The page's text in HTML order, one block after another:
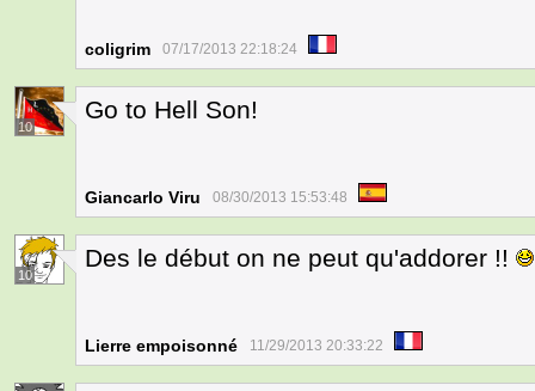
coligrim 07/17/2013 22:18:24
10
Go to Hell Son!
Giancarlo Viru 08/30/2013 15:53:48
10
Des le début on ne peut qu'addorer !!
Lierre empoisonné 11/29/2013 20:33:22